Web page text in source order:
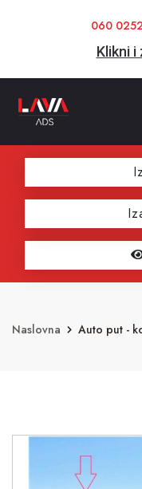
060
Klikni i
Naslovna Auto put -